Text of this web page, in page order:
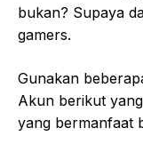
bukan? Supaya
gamers.
Gunakan
Akun berikut
yang bermanfaat